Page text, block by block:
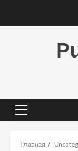
Основное
Главная